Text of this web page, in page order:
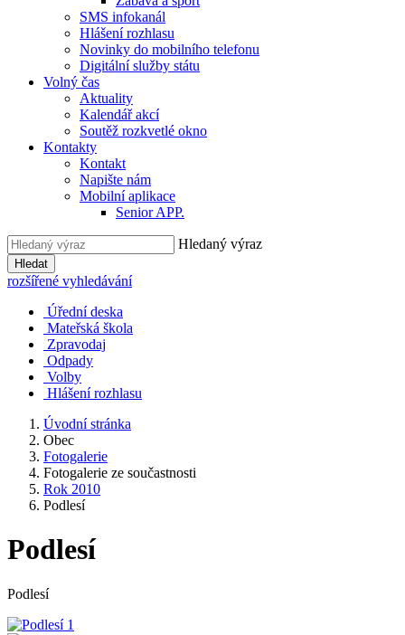
SMS infokanál
Hlášení rozhlasu
Novinky do mobilního telefonu
Digitální služby státu
Volný čas
Aktuality
Kalendář akcí
Soutěž rozkvetlé okno
Kontakty
Kontakt
Napište nám
Mobilní aplikace
Senior APP.
Hledaný výraz
Hledat
rozšířené vyhledávání
Úřední deska
Mateřská škola
Zpravodaj
Odpady
Volby
Hlášení rozhlasu
Úvodní stránka
Obec
Fotogalerie
Fotogalerie ze součastnosti
Rok 2010
Podlesí
Podlesí
Podlesí